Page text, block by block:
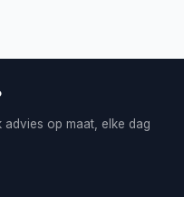
advies op maat, elke dag